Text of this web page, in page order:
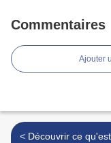
Commentaires
Ajouter
< Découvrir ce qu'est un " A